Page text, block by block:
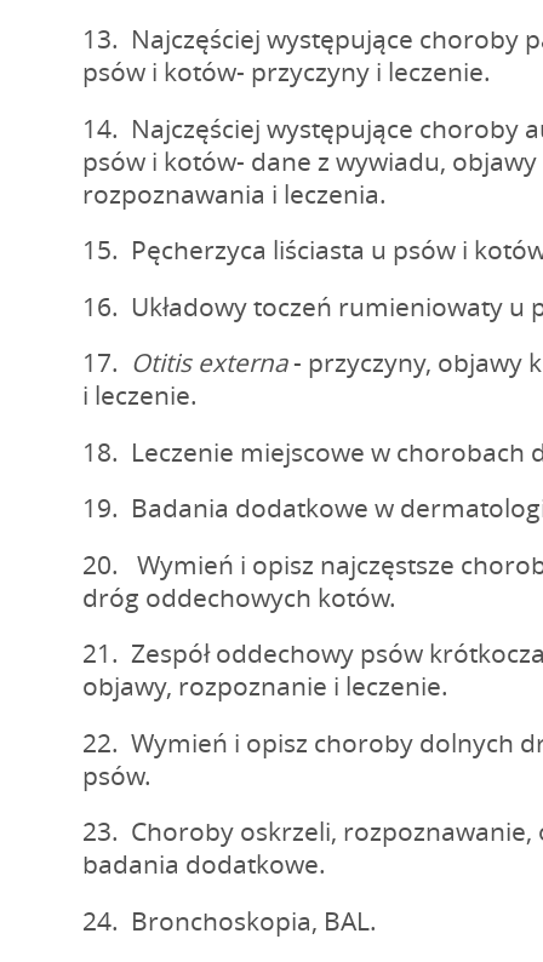
13. Najczęściej występujące choroby
psów i kotów- przyczyny i leczenie.
14. Najczęściej występujące choroby
psów i kotów- dane z wywiadu,
rozpoznawania i leczenia.
15. Pęcherzyca liściasta u psów i
16. Układowy toczeń rumieniowaty u
17. Otitis externa- przyczyny, objawy
i leczenie.
18. Leczenie miejscowe w chorobach
19. Badania dodatkowe w
20. Wymień i opisz najczęstsze
dróg oddechowych kotów.
21. Zespół oddechowy psów
objawy, rozpoznanie i leczenie.
22. Wymień i opisz choroby dolnych
psów.
23. Choroby oskrzeli, rozpoznawanie,
badania dodatkowe.
24. Bronchoskopia, BAL.